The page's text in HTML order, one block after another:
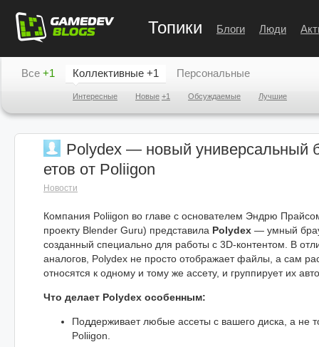
Топики Блоги Люди
Все +1 Коллективные +1
Интересные Новые +1 Обсуждаемые Лучшие
Персональные
Polydex — новый универсальный
етов от Poliigon
Новости
Компания Poliigon во главе с основателем Эндрю
проекту Blender Guru) представила Polydex — умный
созданный специально для работы с 3D-контентом. В
аналогов, Polydex не просто отображает файлы, а сам
относятся к одному и тому же ассету, и группирует их
Что делает Polydex особенным:
Поддерживает любые ассеты с вашего диска, а не
Poliigon.